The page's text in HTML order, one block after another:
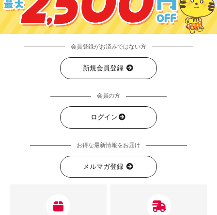
会員登録がお済みではない方
新規会員登録
会員の方
ログイン
お得な最新情報をお届け
メルマガ登録